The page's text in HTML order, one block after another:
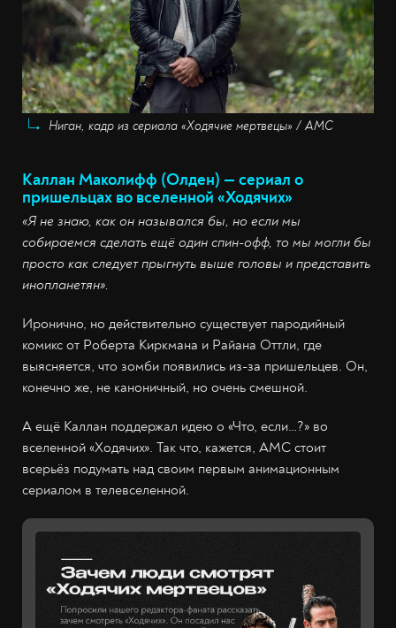
Ниган, кадр из сериала «Ходячие мертвецы» / AMC
Каллан Маколифф (Олден) — сериал о
пришельцах во вселенной «Ходячих»
«Я не знаю, как он назывался бы, но если мы
собираемся сделать ещё один спин-офф, то мы могли бы
просто как следует прыгнуть выше головы и представить
инопланетян».
Иронично, но действительно существует пародийный
комикс от Роберта Киркмана и Райана Оттли, где
выясняется, что зомби появились из-за пришельцев. Он,
конечно же, не каноничный, но очень смешной.
А ещё Каллан поддержал идею о «Что, если…?» во
вселенной «Ходячих». Так что, кажется, AMC стоит
всерьёз подумать над своим первым анимационным
сериалом в телевселенной.